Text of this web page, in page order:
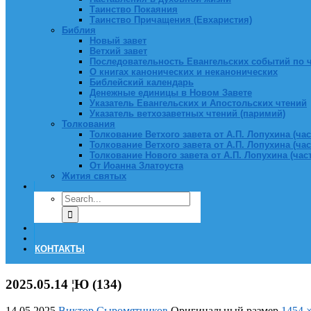
Таинство Покаяния
Таинство Причащения (Евхаристия)
Библия
Новый завет
Ветхий завет
Последовательность Евангельских событий по
О книгах канонических и неканонических
Библейский календарь
Денежные единицы в Новом Завете
Указатель Евангельских и Апостольских чтений
Указатель ветхозаветных чтений (паримий)
Толкования
Толкование Ветхого завета от А.П. Лопухина
Толкование Ветхого завета от А.П. Лопухина
Толкование Нового завета от А.П. Лопухина
От Иоанна Златоуста
Жития святых
КОНТАКТЫ
2025.05.14 ¦Ю (134)